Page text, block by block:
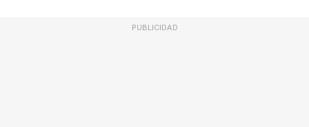
PUBLICIDAD